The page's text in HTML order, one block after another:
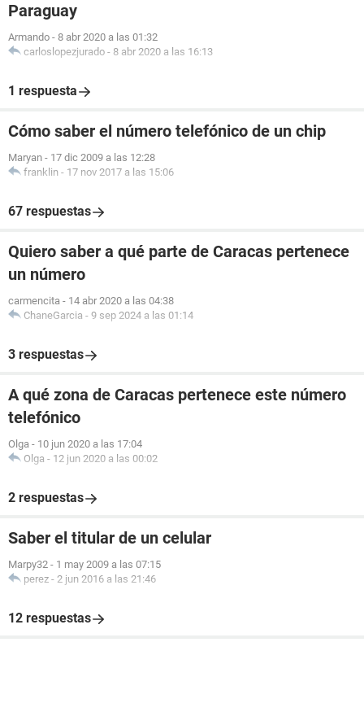
Paraguay
Armando - 8 abr 2020 a las 01:32
carloslopezjurado - 8 abr 2020 a las 16:13
1 respuesta
Cómo saber el número telefónico de un chip
Maryan - 17 dic 2009 a las 12:28
franklin - 17 nov 2017 a las 15:06
67 respuestas
Quiero saber a qué parte de Caracas pertenece
un número
carmencita - 14 abr 2020 a las 04:38
ChaneGarcia - 9 sep 2024 a las 01:14
3 respuestas
A qué zona de Caracas pertenece este número
telefónico
Olga - 10 jun 2020 a las 17:04
Olga - 12 jun 2020 a las 00:02
2 respuestas
Saber el titular de un celular
Marpy32 - 1 may 2009 a las 07:15
perez - 2 jun 2016 a las 21:46
12 respuestas